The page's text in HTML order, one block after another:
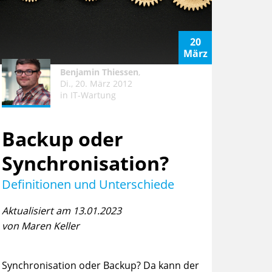
20
März
Benjamin Thiessen,
Di., 20. März 2012
in IT-Wartung
Backup oder
Synchronisation?
Definitionen und Unterschiede
Aktualisiert am 13.01.2023
von Maren Keller
Synchronisation oder Backup? Da kann der